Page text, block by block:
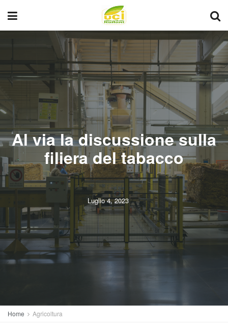
Al via la discussione sulla
filiera del tabacco
Luglio 4, 2023
Home Agricoltura